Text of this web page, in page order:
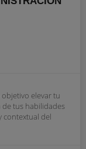
objetivo elevar tu
tus habilidades
contextual del